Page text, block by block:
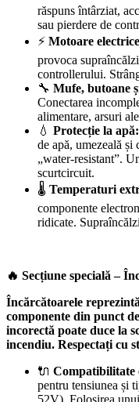
răspuns întârziat,
sau pierdere de
⚡ Motoare
provoca
controllerului.
🔧 Mufe, butoane
Conectarea
alimentare, arsuri
💧 Protecție la apă:
de apă, umezeală și
„water-resistant”.
scurtcircuit.
🌡️ Temperaturi
componente
ridicate.
🔥 Secțiune specială –
Încărcătoarele
componente din punct
incorectă poate duce la
incendiu. Respectați cu
🔌 Compatibilitate
pentru tensiunea și
52V). Folosirea